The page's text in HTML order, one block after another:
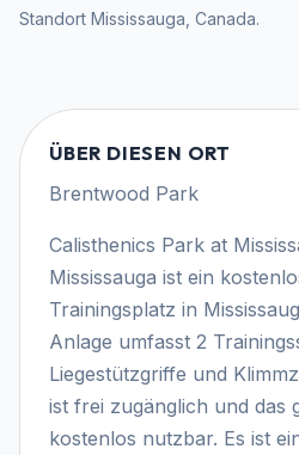
Standort Mississauga Canada.
ÜBER DIESEN ORT
Brentwood Park
Calisthenics Park at
Mississauga ist ein
Trainingsplatz in
Anlage umfasst 2
Liegestützgriffe und
ist frei zugänglich und das
kostenlos nutzbar. Es ist